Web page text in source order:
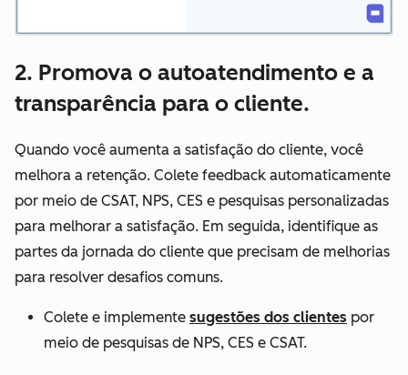
2. Promova o autoatendimento e a
transparência para o cliente.
Quando você aumenta a satisfação do cliente, você
melhora a retenção. Colete feedback automaticamente
por meio de CSAT, NPS, CES e pesquisas personalizadas
para melhorar a satisfação. Em seguida, identifique as
partes da jornada do cliente que precisam de melhorias
para resolver desafios comuns.
Colete e implemente sugestões dos clientes por
meio de pesquisas de NPS, CES e CSAT.